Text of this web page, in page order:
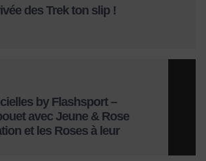
des Trek ton slip !
by Flashsport –
avec Jeune & Rose
et les Roses à leur